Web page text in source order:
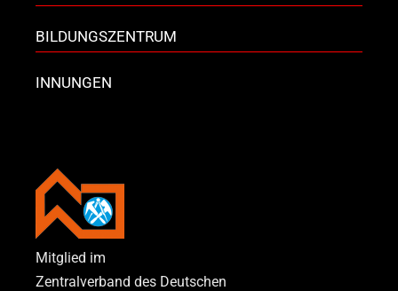
BILDUNGSZENTRUM
INNUNGEN
Mitglied im
Zentralverband des Deutschen